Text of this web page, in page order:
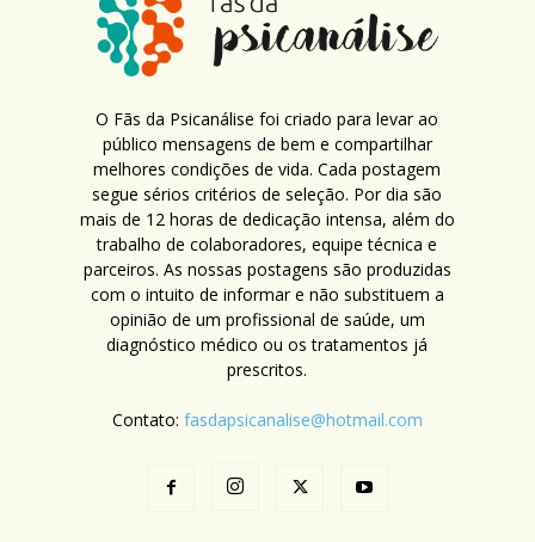
O Fãs da Psicanálise foi criado para levar ao
público mensagens de bem e compartilhar
melhores condições de vida. Cada postagem
segue sérios critérios de seleção. Por dia são
mais de 12 horas de dedicação intensa, além do
trabalho de colaboradores, equipe técnica e
parceiros. As nossas postagens são produzidas
com o intuito de informar e não substituem a
opinião de um profissional de saúde, um
diagnóstico médico ou os tratamentos já
prescritos.
Contato: fasdapsicanalise@hotmail.com